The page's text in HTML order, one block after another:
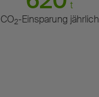
t
CO2-Einsparung jährlich